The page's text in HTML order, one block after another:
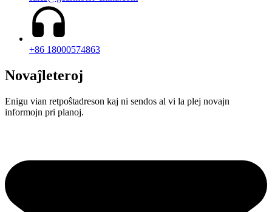
+86 18000574863
Novaĵleteroj
Enigu vian retpoŝtadreson kaj ni sendos al vi la plej novajn
informojn pri planoj.